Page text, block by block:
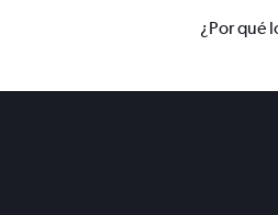
¿Por qué